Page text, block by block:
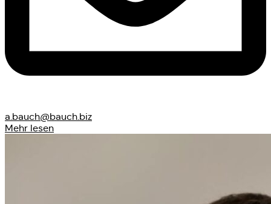
a.bauch@bauch.biz
Mehr lesen